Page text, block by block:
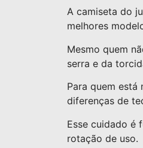
A camiseta do
melhores
Mesmo quem
serra e da
Para quem
diferenças de
Esse cuidado é
rotação de uso.